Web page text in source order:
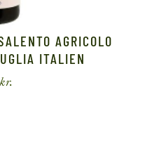
AGRICOLO
ITALIEN
kr.